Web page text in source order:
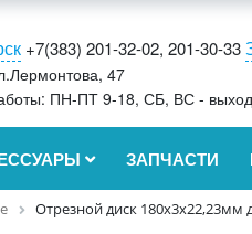
+7(383) 201-32-02, 201-30-33
47
ПН-ПТ 9-18, СБ, ВС -
ЗАПЧАСТИ
Отрезной диск 180х3х22,23мм